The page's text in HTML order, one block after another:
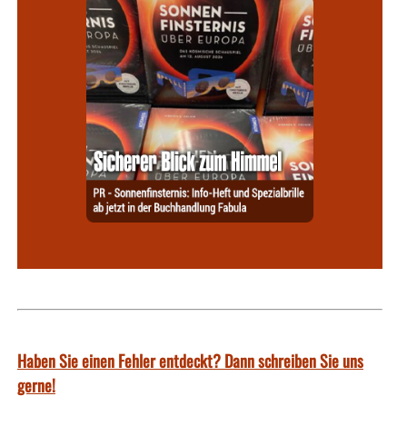
Haben Sie einen Fehler entdeckt? Dann schreiben Sie uns
gerne!